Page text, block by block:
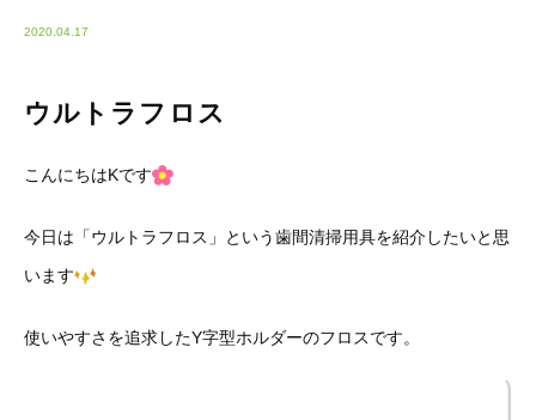
2020.04.17
ウルトラフロス
こんにちはKです
今日は「ウルトラフロス」という歯間清掃用具を紹介したいと思
います
使いやすさを追求したY字型ホルダーのフロスです。